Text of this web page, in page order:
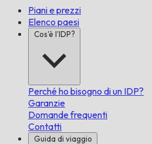
Piani e prezzi
Elenco paesi
Cos'è l'IDP?
Perché ho bisogno di un IDP?
Garanzie
Domande frequenti
Contatti
Guida di viaggio